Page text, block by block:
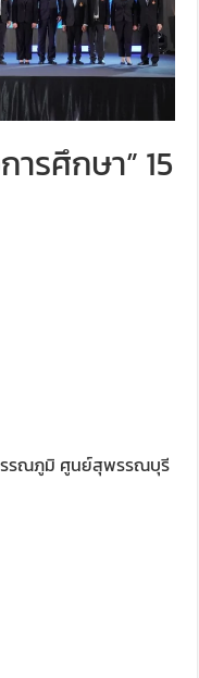
รศึกษา” 15
รรณภูมิ ศูนย์สุพรรณบุรี